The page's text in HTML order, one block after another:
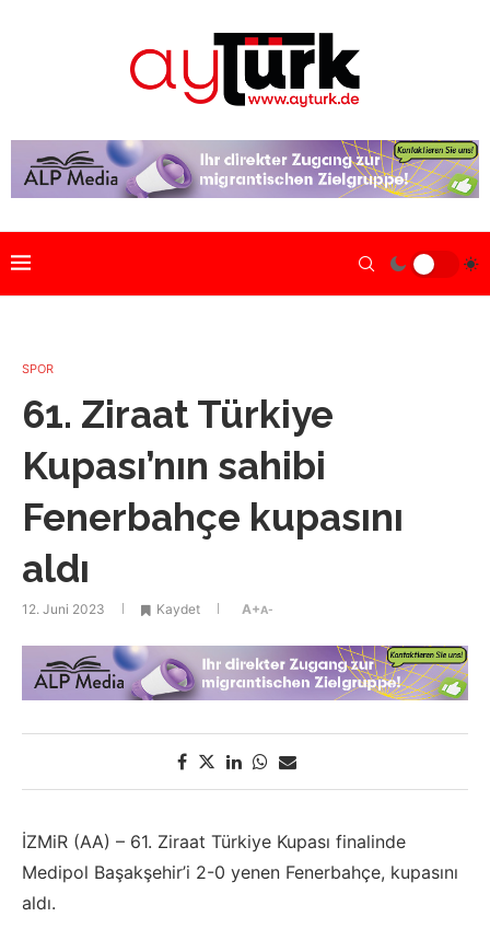
SPOR
61. Ziraat Türkiye
Kupası’nın sahibi
Fenerbahçe kupasını
aldı
12. Juni 2023 Kaydet A+A-
İZMiR (AA) – 61. Ziraat Türkiye Kupası finalinde
Medipol Başakşehir’i 2-0 yenen Fenerbahçe, kupasını
aldı.